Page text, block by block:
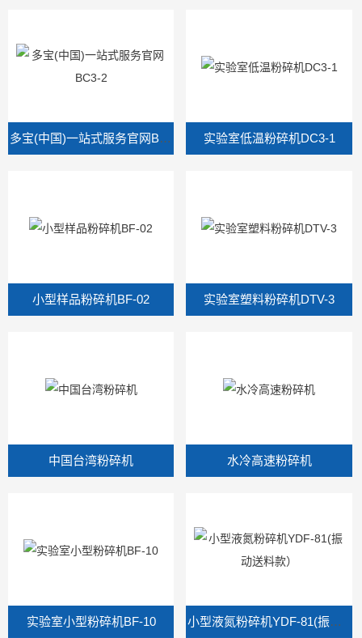
多宝(中国)一站式服务官网BC3-2 实验室低温粉碎机DC3-1
小型样品粉碎机BF-02 实验室塑料粉碎机DTV-3
中国台湾粉碎机 水冷高速粉碎机
实验室小型粉碎机BF-10 小型液氮粉碎机YDF-81(振动送料款）